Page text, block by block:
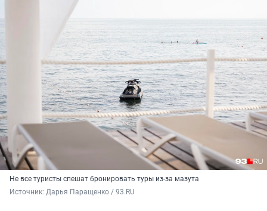
Не все туристы спешат бронировать туры из-за мазута
Источник: Дарья Паращенко / 93.RU